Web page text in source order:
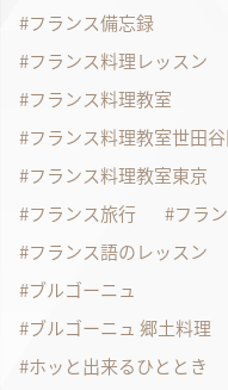
フランス備忘録
フランス料理レッスン
フランス料理教室
フランス料理教室世田
フランス料理教室東京
フランス旅行
フラ
フランス語のレッスン
ブルゴーニュ
ブルゴーニュ 郷土料理
ホッと出来るひととき